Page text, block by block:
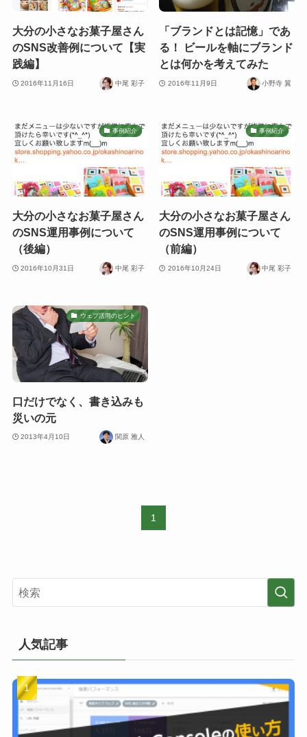
大分の小さなお菓子屋さん
のSNS改善例について【実
践編】
2016年11月16日 中尾 彩子
「ブランドとは記憶」であ
る！ ビールを軸にブランド
とは何かを考えてみた
2016年11月9日 小野寺 翼
事例紹介
大分の小さなお菓子屋さん
のSNS運用事例について
（後編）
2016年10月31日 中尾 彩子
事例紹介
大分の小さなお菓子屋さん
のSNS運用事例について
（前編）
2016年10月24日 中尾 彩子
ウェブ活用のヒント
口だけでなく、書き込みも
災いの元
2013年4月10日 関原 雅人
1
人気記事